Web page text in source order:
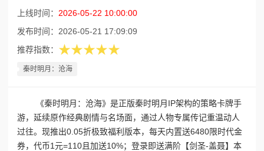
上线时间： 2026-05-22 10:00:00
发布时间： 2026-05-21 17:09:09
推荐指数： ★★★★★
秦时明月：沧海
《秦时明月：沧海》是正版秦时明月IP架构的策略卡牌手
游，延续原作经典剧情与名场面，通过人物专属传记重温动人
过往。现推出0.05折极致福利版本，每天内置送6480限时代金
券，代币1元=110且加送10%；登录即送满阶【剑圣-盖聂】本